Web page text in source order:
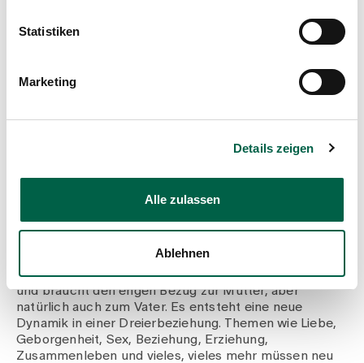
Statistiken
Marketing
Details zeigen
Alle zulassen
Ablehnen
Studien zeigen zunehmend, dass
auch Väter ein erhöhtes Risiko
für postpartale Depressionen
(PPD) und Angststörungen nach
die Zeit danach erlebt?
Mit der Geburt eines Kindes (insbesondere des ersten)
Die Zweierbeziehung wird neu definiert, und so hat
jeder seine eigenen Bedürfnisse. Das Neugeborene hat
und braucht den engen Bezug zur Mutter, aber
natürlich auch zum Vater. Es entsteht eine neue
Dynamik in einer Dreierbeziehung. Themen wie Liebe,
Geborgenheit, Sex, Beziehung, Erziehung,
Zusammenleben und vieles, vieles mehr müssen neu